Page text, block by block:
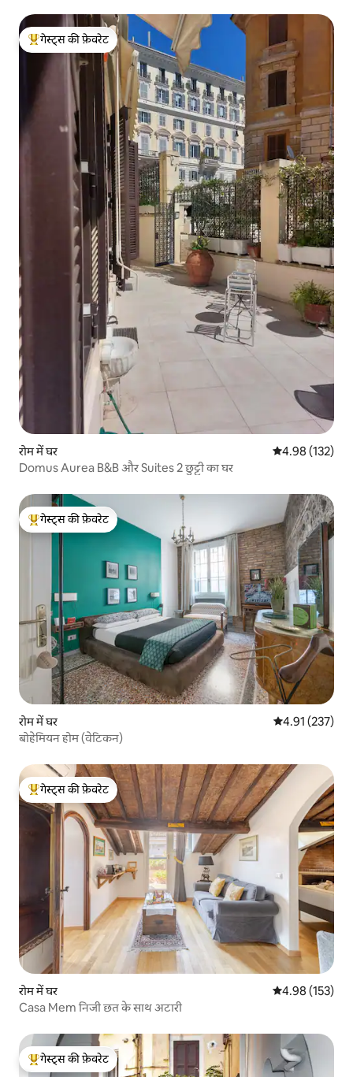
गेस्ट्स का टॉप फ़ेवरेट
गेस्ट्स की फ़ेवरेट
रोम में घर औसत रेटिंग 5 में से
4.98 (132)
Domus Aurea B&B और Suites 2 छुट्टी का घर
गेस्ट्स का टॉप फ़ेवरेट
गेस्ट्स की फ़ेवरेट
रोम में घर औसत रेटिंग 5 में से
4.91 (237)
बोहेमियन होम (वेटिकन)
गेस्ट्स का टॉप फ़ेवरेट
गेस्ट्स की फ़ेवरेट
रोम में घर औसत रेटिंग 5 में से
4.98 (153)
Casa Mem निजी छत के साथ अटारी
गेस्ट्स का टॉप फ़ेवरेट
गेस्ट्स की फ़ेवरेट